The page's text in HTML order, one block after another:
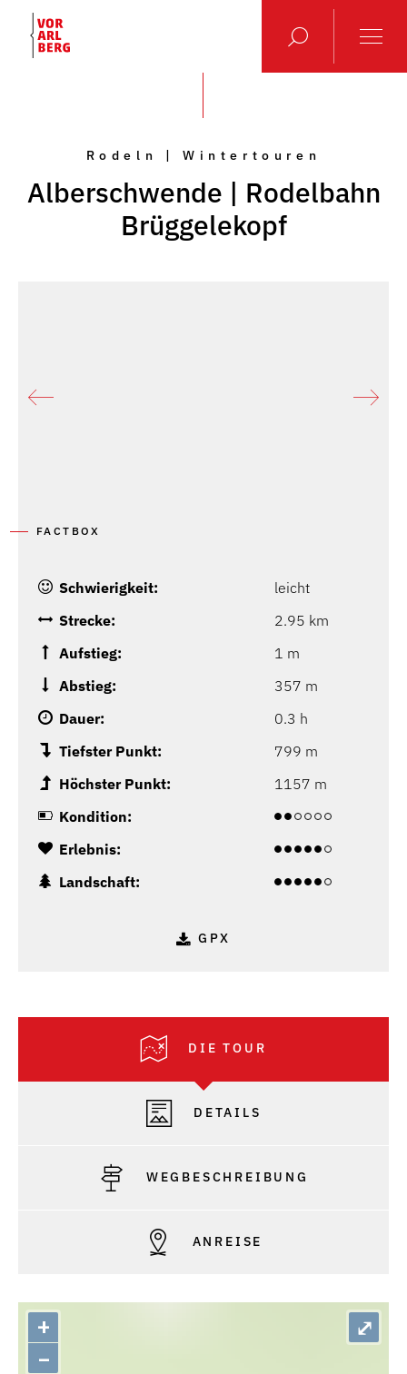
Rodeln | Wintertouren
Alberschwende | Rodelbahn
Brüggelekopf
FACTBOX
Schwierigkeit:
leicht
Strecke:
2.95 km
Aufstieg:
1 m
Abstieg:
357 m
Dauer:
0.3 h
Tiefster Punkt:
799 m
Höchster Punkt:
1157 m
Kondition:
Erlebnis:
Landschaft:
GPX
DIE TOUR
DETAILS
WEGBESCHREIBUNG
ANREISE
+
–
⤢